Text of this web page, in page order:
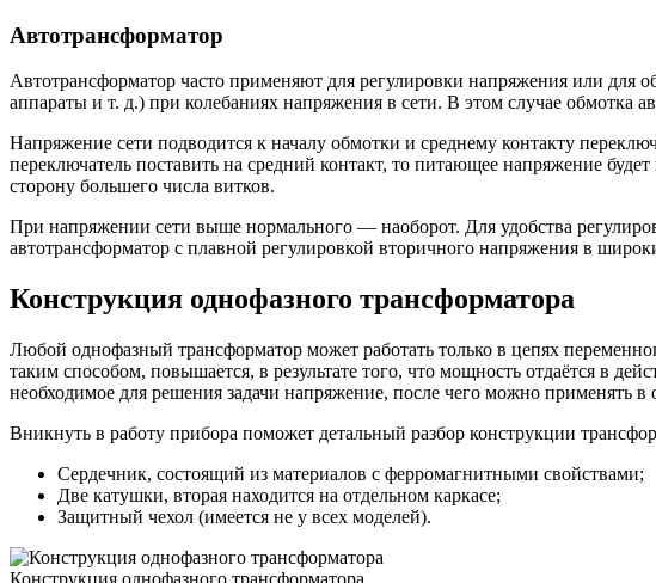
Автотрансформатор
Автотрансформатор часто применяют для регулировки напряжения или для
аппараты и т. д.) при колебаниях напряжения в сети. В этом случае обмотка
Напряжение сети подводится к началу обмотки и среднему контакту
переключатель поставить на средний контакт, то питающее напряжение
сторону большего числа витков.
При напряжении сети выше нормального — наоборот. Для удобства
автотрансформатор с плавной регулировкой вторичного напряжения в
Конструкция однофазного трансформатора
Любой однофазный трансформатор может работать только в цепях
таким способом, повышается, в результате того, что мощность отдаётся в
необходимое для решения задачи напряжение, после чего можно применять в
Вникнуть в работу прибора поможет детальный разбор конструкции
Сердечник, состоящий из материалов с ферромагнитными свойствами;
Две катушки, вторая находится на отдельном каркасе;
Защитный чехол (имеется не у всех моделей).